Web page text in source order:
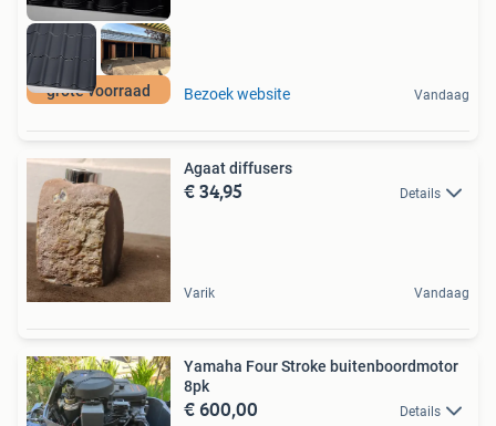
grote voorraad Bezoek website Vandaag
Agaat diffusers
€ 34,95 Details
Varik Vandaag
Yamaha Four Stroke buitenboordmotor
8pk
€ 600,00 Details